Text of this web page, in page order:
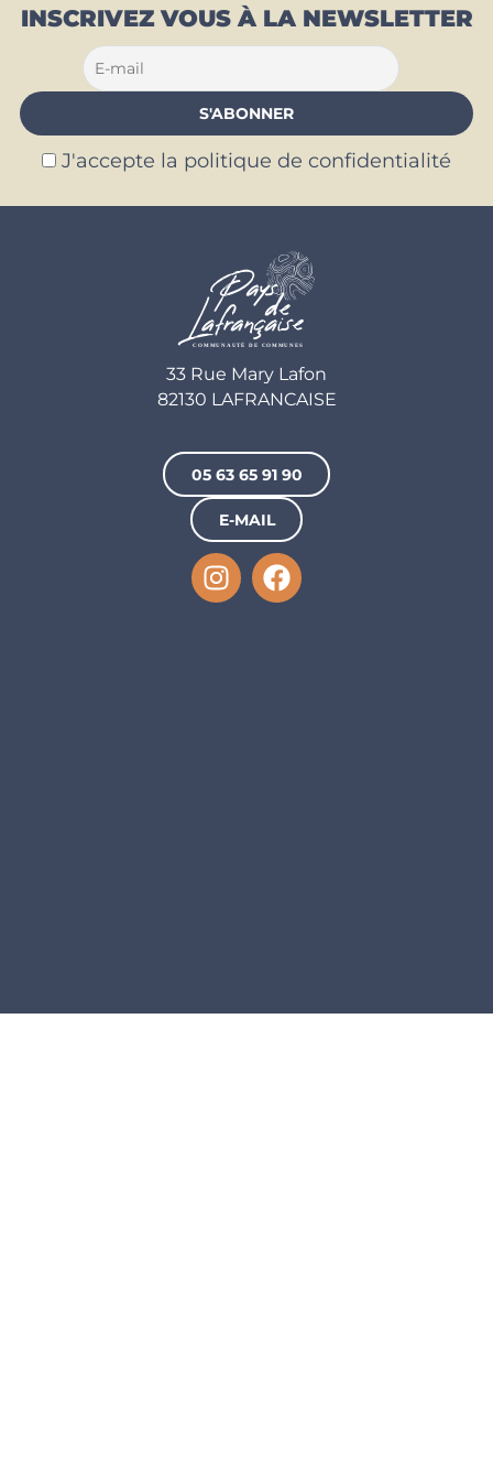
INSCRIVEZ VOUS À LA NEWSLETTER
J'accepte la politique de confidentialité
33 Rue Mary Lafon
82130 LAFRANCAISE
05 63 65 91 90
E-MAIL